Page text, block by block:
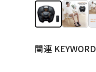
関連 KEYWORD